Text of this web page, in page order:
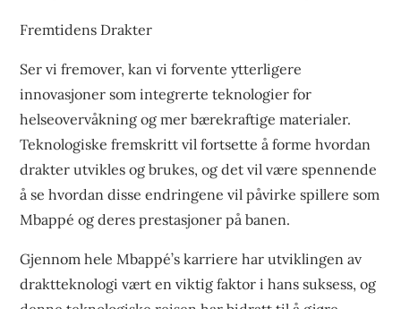
Fremtidens Drakter
Ser vi fremover, kan vi forvente ytterligere
innovasjoner som integrerte teknologier for
helseovervåkning og mer bærekraftige materialer.
Teknologiske fremskritt vil fortsette å forme hvordan
drakter utvikles og brukes, og det vil være spennende
å se hvordan disse endringene vil påvirke spillere som
Mbappé og deres prestasjoner på banen.
Gjennom hele Mbappé’s karriere har utviklingen av
draktteknologi vært en viktig faktor i hans suksess, og